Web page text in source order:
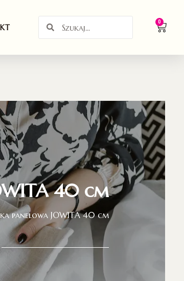
0
40 cm
panelowa JOWITA 40 cm